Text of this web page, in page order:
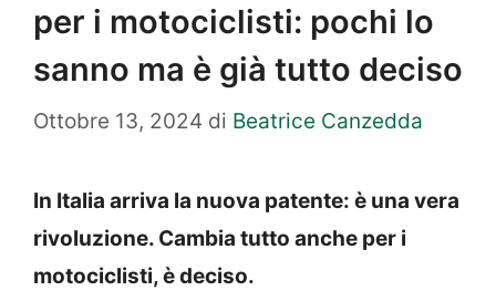
per i motociclisti: pochi lo
sanno ma è già tutto deciso
Ottobre 13, 2024 di Beatrice Canzedda
In Italia arriva la nuova patente: è una vera
rivoluzione. Cambia tutto anche per i
motociclisti, è deciso.